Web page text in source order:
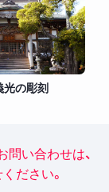
の彫刻
い合わせは、
ださい。